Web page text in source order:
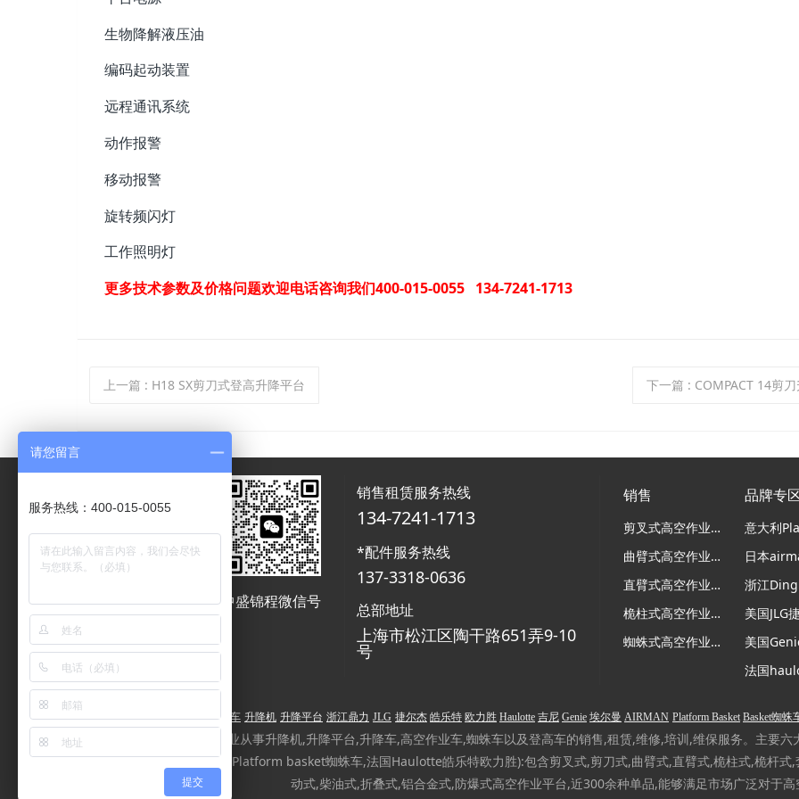
生物降解液压油
编码起动装置
远程通讯系统
动作报警
移动报警
旋转频闪灯
工作照明灯
更多技术参数及价格问题欢迎电话咨询我们400-015-0055 134-7241-1713
上一篇 : H18 SX剪刀式登高升降平台 下一篇 : COMPACT 14剪
中盛锦程微信号 中盛锦程微信号
销售租赁服务热线
134-7241-1713
*配件服务热线
137-3318-0636
总部地址
上海市松江区陶干路651弄9-10
号
销售
剪叉式高空作业平台
曲臂式高空作业平台
直臂式高空作业平台
桅柱式高空作业平台
蜘蛛式高空作业平台
品牌专
浙江
美国JLG
美国
高空作业平台 高空作业车 升降机 升降平台 浙江鼎力 JLG 捷尔杰 皓乐特 欧力胜 Haulotte 吉尼 Genie 埃尔曼 AIRMAN Platform Basket Basket蜘蛛
中盛锦程高空作业平台专业从事升降机,升降平台,升降车,高空作业车,蜘蛛车以及登高车的销售,租赁,维修,培训,维保服务。主要
本AIRMAN埃尔曼,意大利Platform basket蜘蛛车,法国Haulotte皓乐特欧力胜):包含剪叉式,剪刀式,曲臂式,直臂式,桅柱式,桅杆式
动式,柴油式,折叠式,铝合金式,防爆式高空作业平台,近300余种单品,能够满足市场广泛对于高
请您留言
服务热线：400-015-0055
提交